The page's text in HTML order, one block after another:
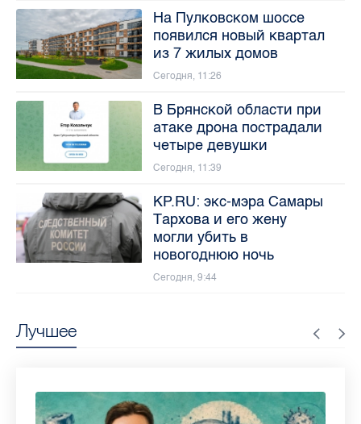
Лучшее
На Пулковском шоссе
появился новый квартал
из 7 жилых домов
Сегодня, 11:26
В Брянской области при
атаке дрона пострадали
четыре девушки
Сегодня, 11:39
KP.RU: экс-мэра Самары
Тархова и его жену
могли убить в
новогоднюю ночь
Сегодня, 9:44